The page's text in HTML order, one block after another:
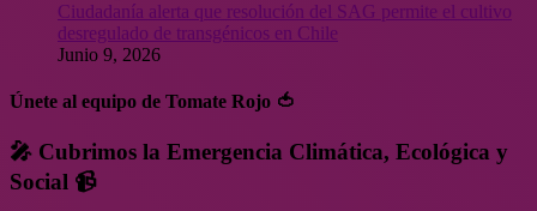
Ciudadanía alerta que resolución del SAG permite el cultivo
desregulado de transgénicos en Chile
Junio 9, 2026
Únete al equipo de Tomate Rojo 🍅
🎤 Cubrimos la Emergencia Climática, Ecológica y
Social 📹